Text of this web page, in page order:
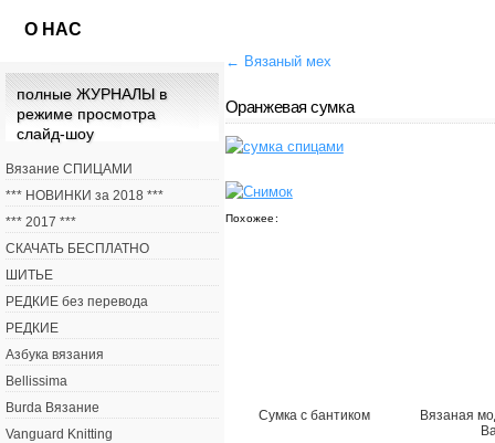
О НАС
← Вязаный мех
Оранжевая сумка
Похожее:
Сумка с бантиком
Вязаная
полные ЖУРНАЛЫ в
режиме просмотра
слайд-шоу
Вязание СПИЦАМИ
*** НОВИНКИ за 2018 ***
*** 2017 ***
СКАЧАТЬ БЕСПЛАТНО
ШИТЬЕ
РЕДКИЕ без перевода
РЕДКИЕ
Азбука вязания
Bellissima
Burda Вязание
Vanguard Knitting